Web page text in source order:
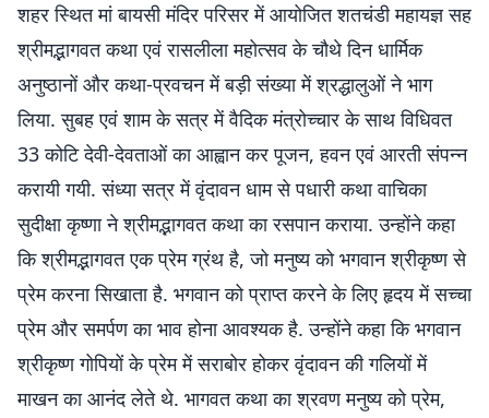
शहर स्थित मां बायसी मंदिर परिसर में आयोजित शतचंडी महायज्ञ सह
श्रीमद्भागवत कथा एवं रासलीला महोत्सव के चौथे दिन धार्मिक
अनुष्ठानों और कथा-प्रवचन में बड़ी संख्या में श्रद्धालुओं ने भाग
लिया. सुबह एवं शाम के सत्र में वैदिक मंत्रोच्चार के साथ विधिवत
33 कोटि देवी-देवताओं का आह्वान कर पूजन, हवन एवं आरती संपन्न
करायी गयी. संध्या सत्र में वृंदावन धाम से पधारी कथा वाचिका
सुदीक्षा कृष्णा ने श्रीमद्भागवत कथा का रसपान कराया. उन्होंने कहा
कि श्रीमद्भागवत एक प्रेम ग्रंथ है, जो मनुष्य को भगवान श्रीकृष्ण से
प्रेम करना सिखाता है. भगवान को प्राप्त करने के लिए हृदय में सच्चा
प्रेम और समर्पण का भाव होना आवश्यक है. उन्होंने कहा कि भगवान
श्रीकृष्ण गोपियों के प्रेम में सराबोर होकर वृंदावन की गलियों में
माखन का आनंद लेते थे. भागवत कथा का श्रवण मनुष्य को प्रेम,